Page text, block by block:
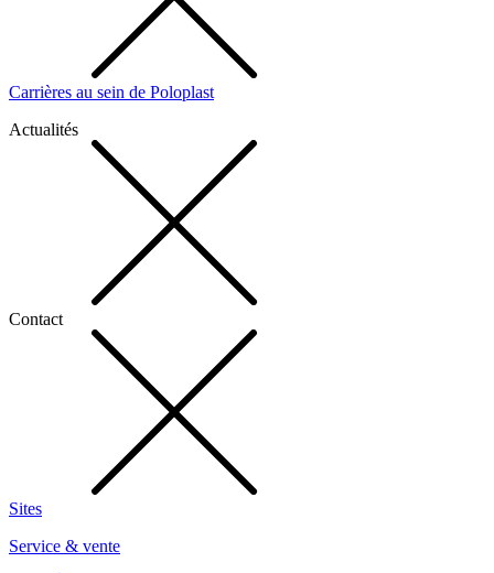
Carrières au sein de Poloplast
Actualités
Contact
Sites
Service & vente